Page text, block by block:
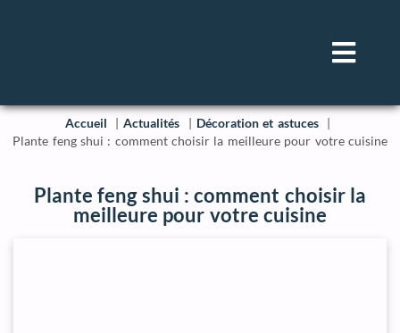
Accueil Actualités
Décoration et astuces
Plante feng shui : comment choisir la meilleure pour votre cuisine
Plante feng shui : comment choisir la
meilleure pour votre cuisine